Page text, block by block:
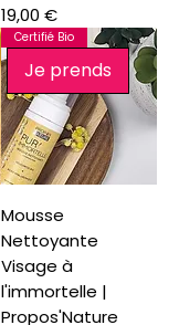
Prix
19,00 €
Je prends
Certifié Bio
Mousse
Nettoyante
Visage à
l'immortelle |
Propos'Nature